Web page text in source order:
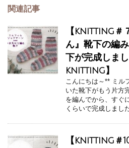
関連記事
【knitting＃
ん』靴下の編
下が完成しま
knitting】
こんにちは～** ミル
いた靴下がもう片方
を編んでから、すぐ
くらいで完成しま
【knitting＃